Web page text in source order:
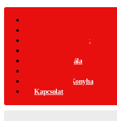
Ajándék Termékek
Csípősségi-Skála
Nemzetközi Konyha
Kapcsolat